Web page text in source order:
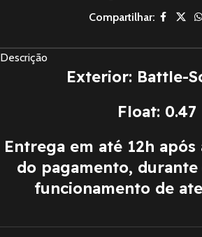
Compartilhar:
Descrição
Exterior: Battle-
Float: 0.47
Entrega em até 12h
do pagamento,
funcionamento de